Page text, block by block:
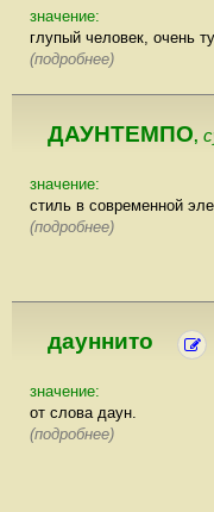
значение:
глупый человек, очень
(подробнее)
ДАУНТЕМПО,
значение:
стиль в современной
(подробнее)
дауннито
значение:
от слова даун.
(подробнее)